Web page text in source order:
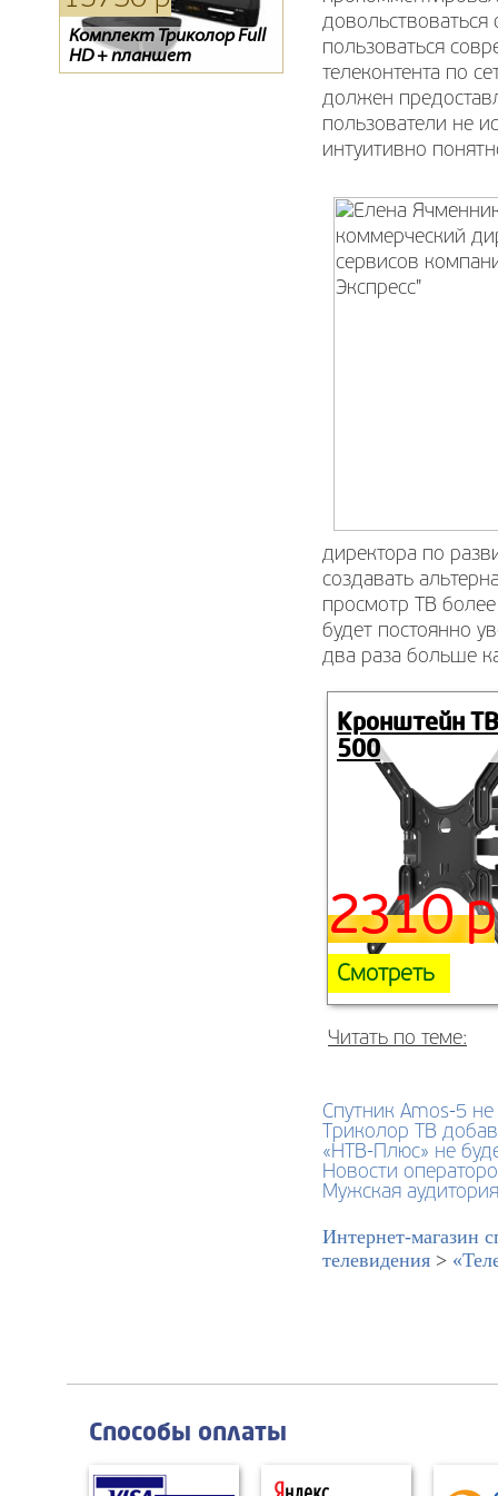
Комплект Триколор Full
HD + планшет
Тарелка Супрал 0.6
D-COLOR 1002HD mini
пользоваться
телеконтента по
должен
пользователи не
интуитивно
директора по
создавать
просмотр ТВ
будет постоянно
два раза больше
Кронштейн
500
Смотреть
2310 р
Читать по теме:
Спутник Amos-5
Триколор ТВ
«НТВ-Плюс» не
Новости
Мужская
Интернет-магазин
телевидения >
Способы оплаты